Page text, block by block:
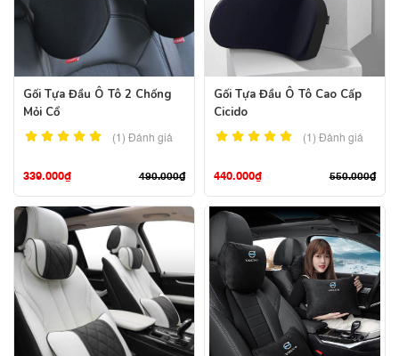
Gối Tựa Đầu Ô Tô 2 Chống
Mỏi Cổ
(1)Đánh giá
490.000₫
339.000₫
Gối Tựa Đầu Ô Tô Cao Cấp
Cicido
(1)Đánh giá
550.000₫
440.000₫